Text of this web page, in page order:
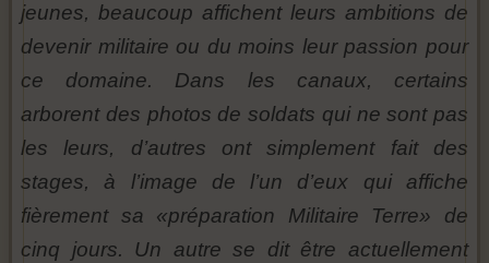
jeunes, beaucoup affichent leurs ambitions de
devenir militaire ou du moins leur passion pour
ce domaine. Dans les canaux, certains
arborent des photos de soldats qui ne sont pas
les leurs, d’autres ont simplement fait des
stages, à l’image de l’un d’eux qui affiche
fièrement sa «préparation Militaire Terre» de
cinq jours. Un autre se dit être actuellement